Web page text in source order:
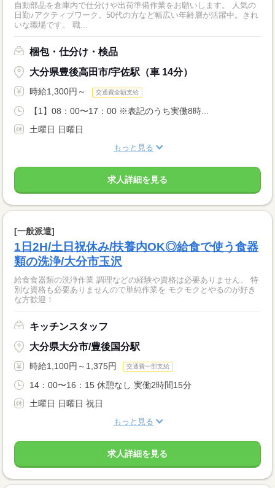
自動部品を倉庫内で仕分けや出荷準備作業をお願いします。 人気の
日勤♪アクティブワーク。50代の方など幅広い年齢層が活躍中。きれ
いな職場です。 職...
梱包・仕分け・検品
大分県豊後高田市/宇佐駅（車 14分）
時給1,300円～ 交通費全額支給
【1】08：00〜17：00 ※表記のうち実働8時...
土曜日 日曜日
もっと見る
求人詳細を見る
[一般派遣]
1日2H/土日祝休み/扶養内OK◎給食で使う食器
類の洗浄/大分市玉沢
給食食器類の洗浄作業 調理などの経験や資格は必要ありません。 特
別な資格も必要ありませんので単純作業を モクモクとやるのが好き
な方歓迎！
キッチンスタッフ
大分県大分市/豊後国分駅
時給1,100円～1,375円 交通費一部支給
14：00〜16：15 休憩なし 実働2時間15分
土曜日 日曜日 祝日
もっと見る
求人詳細を見る